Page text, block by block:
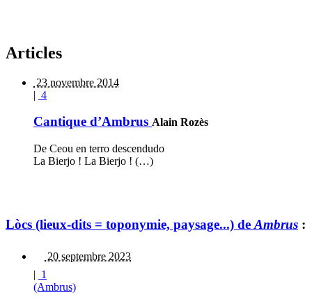
Articles
23 novembre 2014
| 4
Cantique d’Ambrus Alain Rozès
De Ceou en terro descendudo
La Bierjo ! La Bierjo ! (…)
Lòcs (lieux-dits = toponymie, paysage...) de Ambrus :
20 septembre 2023
| 1
(Ambrus)